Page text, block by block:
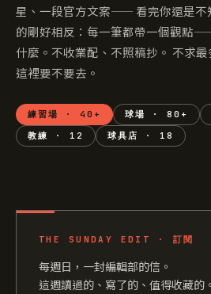
星、一段官方文案—— 看完你還是不
的剛好相反：每一筆都帶一個觀點
什麼。不收業配、不照稿抄。 不求
這裡要不要去。
練習場 · 40+ 球場 · 80+
教練 · 12
球具店 · 18
THE SUNDAY EDIT · 訂閱
每週日，一封編輯部的信。
這週讀過的、寫了的、值得收藏的